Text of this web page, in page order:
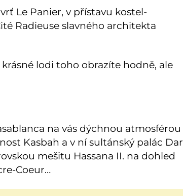
Le Panier, v přístavu kostel-
Radieuse slavného architekta
lodi toho obrazíte hodně, ale
na vás dýchnou atmosférou
Kasbah a v ní sultánský palác Dar
mešitu Hassana II. na dohled
Coeur…